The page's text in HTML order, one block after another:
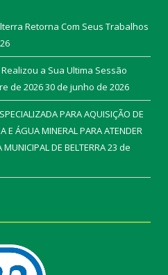
Retorna Com Seus Trabalhos
a Sua Ultima Sessão
de 202630 de junho de 2026
PARA AQUISIÇÃO DE
E ÁGUA MINERAL PARA ATENDER
DE BELTERRA23 de